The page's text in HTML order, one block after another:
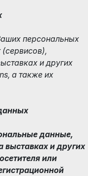
персональных
и других
а также их
данные,
выставках и других
или